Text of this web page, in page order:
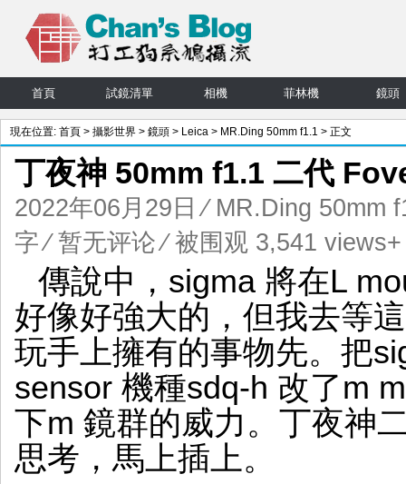
首頁 試鏡清單 相機 菲林機 鏡頭
現在位置: 首頁 > 攝影世界 > 鏡頭 > Leica > MR.Ding 50mm f1.1 > 正文
丁夜神 50mm f1.1 二代
2022年06月29日 ⁄ MR.Ding 50mm
字⁄暂无评论⁄ 被围观 3,541 views+
傳說中，sigma 將在L
好像好強大的，但我去等
玩手上擁有的事物先。把
sensor 機種sdq-h 改了m
下m 鏡群的威力。丁夜神
思考，馬上插上。